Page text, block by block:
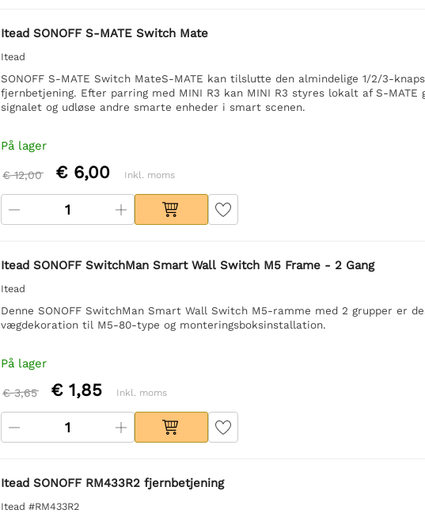
Itead SONOFF S-MATE Switch Mate
Itead
SONOFF S-MATE Switch MateS-MATE kan tilslutte den almindelige 1/2/3-
fjernbetjening. Efter parring med MINI R3 kan MINI R3 styres lokalt af S-MATE
signalet og udløse andre smarte enheder i smart scenen.
På lager
€ 12,00 € 6,00 Inkl. moms
Itead SONOFF SwitchMan Smart Wall Switch M5 Frame - 2 Gang
Itead
Denne SONOFF SwitchMan Smart Wall Switch M5-ramme med 2 grupper er
vægdekoration til M5-80-type og monteringsboksinstallation.
På lager
€ 3,65 € 1,85 Inkl. moms
Itead SONOFF RM433R2 fjernbetjening
Itead #RM433R2